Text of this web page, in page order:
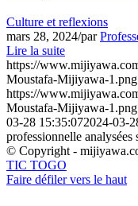
Culture et reflexions
mars 28, 2024/par
Lire la suite
https://
Moustafa-Mijiyawa-1.png
https://
Moustafa-Mijiyawa-1.png
03-28 15:35:072024-03-
professionnelle analysées
© Copyright -
TIC TOGO
Faire défiler vers le haut